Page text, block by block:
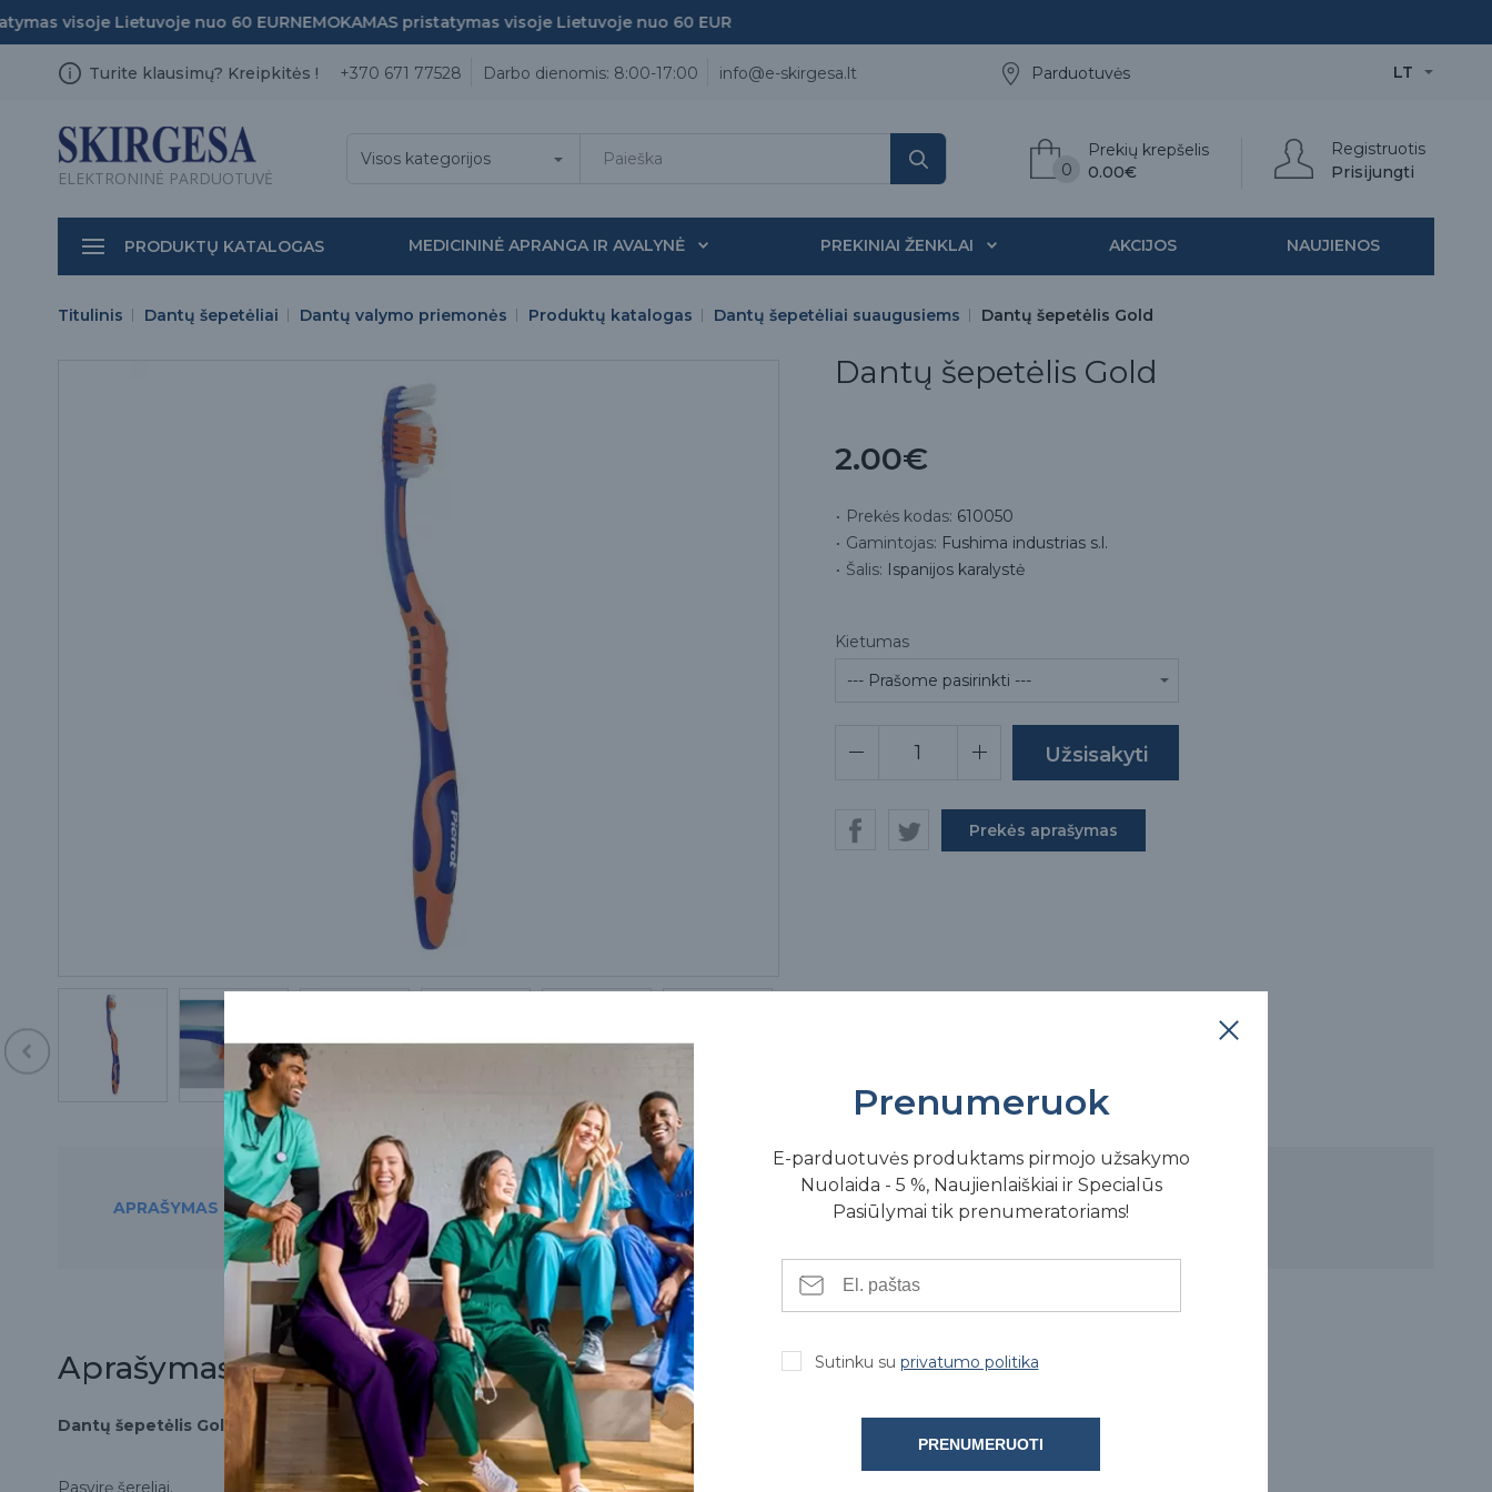
visoje Lietuvoje nuo 60 EURNEMOKAMAS pristatymas visoje Lietuvoje nuo 60 EUR
Turite klausimų? Kreipkitės ! +370 671 77528 Darbo dienomis: 8:00-17:00 info@e-skirgesa.lt LT
Parduotuvės
ELEKTRONINĖ PARDUOTUVĖ
Registruotis
Prisijungti
Prekių krepšelis
0.00€
0
Visos kategorijos
PRODUKTŲ KATALOGAS MEDICININĖ APRANGA IR AVALYNĖ PREKINIAI ŽENKLAI AKCIJOS NAUJIENOS
Titulinis Dantų šepetėliai Dantų valymo priemonės Produktų katalogas Dantų šepetėliai suaugusiems Dantų šepetėlis Gold
Dantų šepetėlis Gold
2.00€
Prekės kodas: 610050
Gamintojas: Fushima industrias s.l.
Šalis: Ispanijos karalystė
Kietumas
Prekės aprašymas
APRAŠYMAS PREKĘ RASITE ŠIOSE FIZINĖSE PARDUOTUVĖSE
Aprašymas
Dantų šepetėlis Gold
Pasvirę šereliai.
Prenumeruok
E-parduotuvės produktams pirmojo užsakymo
Nuolaida - 5 %, Naujienlaiškiai ir Specialūs
Pasiūlymai tik prenumeratoriams!
Sutinku su privatumo politika
PRENUMERUOTI